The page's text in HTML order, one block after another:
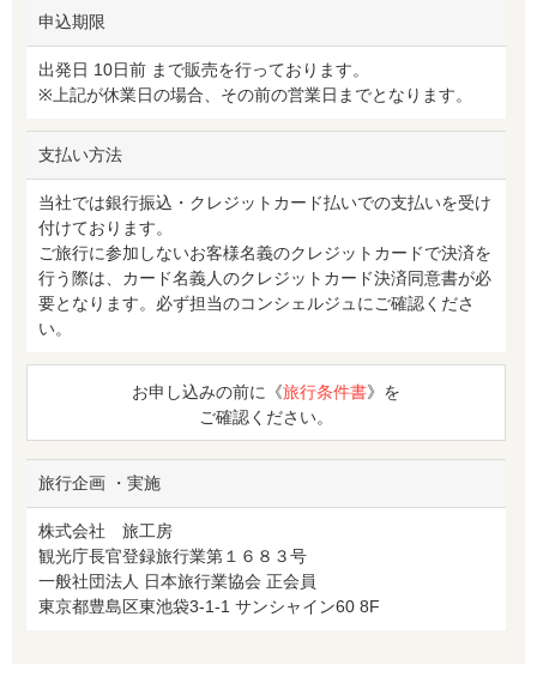
申込期限
出発日 10日前 まで販売を行っております。
※上記が休業日の場合、その前の営業日までとなります。
支払い方法
当社では銀行振込・クレジットカード払いでの支払いを受け
付けております。
ご旅行に参加しないお客様名義のクレジットカードで決済を
行う際は、カード名義人のクレジットカード決済同意書が必
要となります。必ず担当のコンシェルジュにご確認くださ
い。
お申し込みの前に《旅行条件書》を
ご確認ください。
旅行企画 ・実施
株式会社 旅工房
観光庁長官登録旅行業第１６８３号
一般社団法人 日本旅行業協会 正会員
東京都豊島区東池袋3-1-1 サンシャイン60 8F